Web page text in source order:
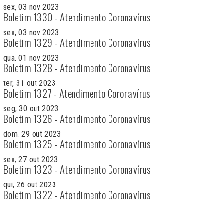
sex, 03 nov 2023
Boletim 1330 - Atendimento Coronavírus
sex, 03 nov 2023
Boletim 1329 - Atendimento Coronavírus
qua, 01 nov 2023
Boletim 1328 - Atendimento Coronavírus
ter, 31 out 2023
Boletim 1327 - Atendimento Coronavírus
seg, 30 out 2023
Boletim 1326 - Atendimento Coronavírus
dom, 29 out 2023
Boletim 1325 - Atendimento Coronavírus
sex, 27 out 2023
Boletim 1323 - Atendimento Coronavírus
qui, 26 out 2023
Boletim 1322 - Atendimento Coronavírus